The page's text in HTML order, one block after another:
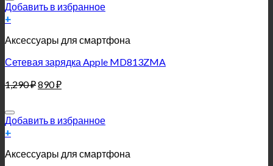
Добавить в избранное
+
Аксессуары для смартфона
Сетевая зарядка Apple MD813ZMA
1,290₽890₽
Добавить в избранное
+
Аксессуары для смартфона